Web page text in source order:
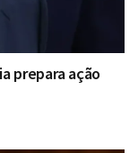
prepara ação